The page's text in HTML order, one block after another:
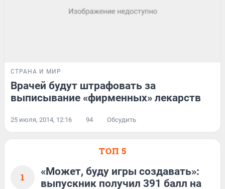
СТРАНА И МИР
Врачей будут штрафовать за
выписывание «фирменных» лекарств
25 июля, 2014, 12:16 94 Обсудить
ТОП 5
1
«Может, буду игры создавать»:
выпускник получил 391 балл на